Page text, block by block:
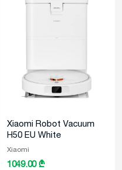
Xiaomi Robot Vacuum
H50 EU White
Xiaomi
1049.00 ₾